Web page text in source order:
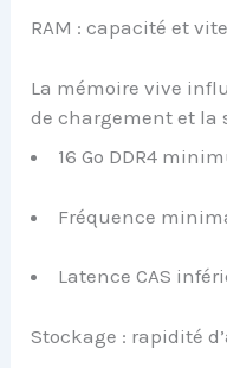
RAM : capacité et
La mémoire vive
de chargement et la
16 Go DDR4
Fréquence
Latence CAS
Stockage : rapidité